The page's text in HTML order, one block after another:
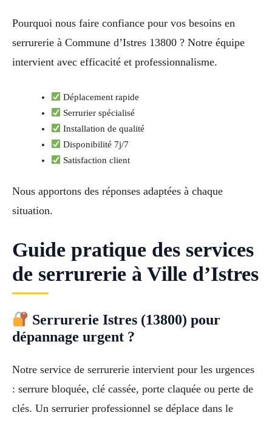
Pourquoi nous faire confiance pour vos besoins en
serrurerie à Commune d’Istres 13800 ? Notre équipe
intervient avec efficacité et professionnalisme.
Déplacement rapide
Serrurier spécialisé
Installation de qualité
Disponibilité 7j/7
Satisfaction client
Nous apportons des réponses adaptées à chaque
situation.
Guide pratique des services
de serrurerie à Ville d’Istres
Serrurerie Istres (13800) pour
dépannage urgent ?
Notre service de serrurerie intervient pour les urgences
: serrure bloquée, clé cassée, porte claquée ou perte de
clés. Un serrurier professionnel se déplace dans le